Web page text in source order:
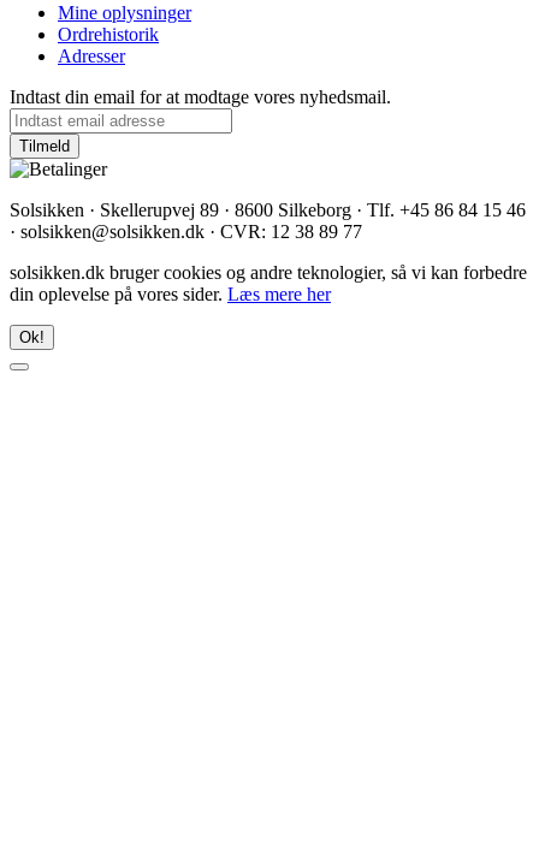
Mine oplysninger
Ordrehistorik
Adresser
Indtast din email for at modtage vores nyhedsmail.
Solsikken · Skellerupvej 89 · 8600 Silkeborg · Tlf. +45 86 84 15 46
· solsikken@solsikken.dk · CVR: 12 38 89 77
solsikken.dk bruger cookies og andre teknologier, så vi kan forbedre
din oplevelse på vores sider. Læs mere her
Ok!